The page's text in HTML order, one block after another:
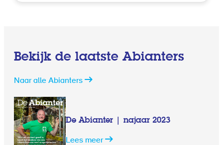
Bekijk de laatste Abianters
Naar alle Abianters
De Abianter | najaar 2023
Lees meer